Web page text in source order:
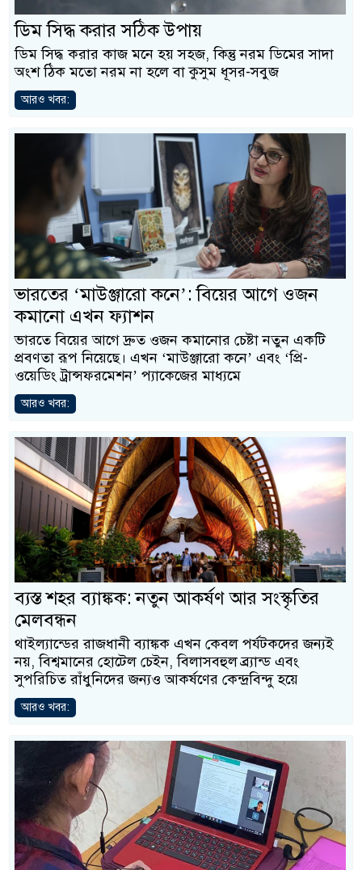
ডিম সিদ্ধ করার সঠিক উপায়
ডিম সিদ্ধ করার কাজ মনে হয় সহজ, কিন্তু নরম ডিমের সাদা
অংশ ঠিক মতো নরম না হলে বা কুসুম ধূসর-সবুজ
আরও খবর:
ভারতের ‘মাউঞ্জারো কনে’: বিয়ের আগে ওজন
কমানো এখন ফ্যাশন
ভারতে বিয়ের আগে দ্রুত ওজন কমানোর চেষ্টা নতুন একটি
প্রবণতা রূপ নিয়েছে। এখন ‘মাউঞ্জারো কনে’ এবং ‘প্রি-
ওয়েডিং ট্রান্সফরমেশন’ প্যাকেজের মাধ্যমে
আরও খবর:
ব্যস্ত শহর ব্যাঙ্কক: নতুন আকর্ষণ আর সংস্কৃতির
মেলবন্ধন
থাইল্যান্ডের রাজধানী ব্যাঙ্কক এখন কেবল পর্যটকদের জন্যই
নয়, বিশ্বমানের হোটেল চেইন, বিলাসবহুল ব্র্যান্ড এবং
সুপরিচিত রাঁধুনিদের জন্যও আকর্ষণের কেন্দ্রবিন্দু হয়ে
আরও খবর: